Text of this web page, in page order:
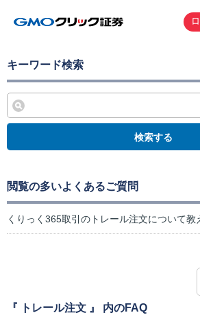
キーワード検索
検索する
閲覧の多いよくあるご質問
くりっく365取引のトレール注文について教
『 トレール注文 』 内のFAQ